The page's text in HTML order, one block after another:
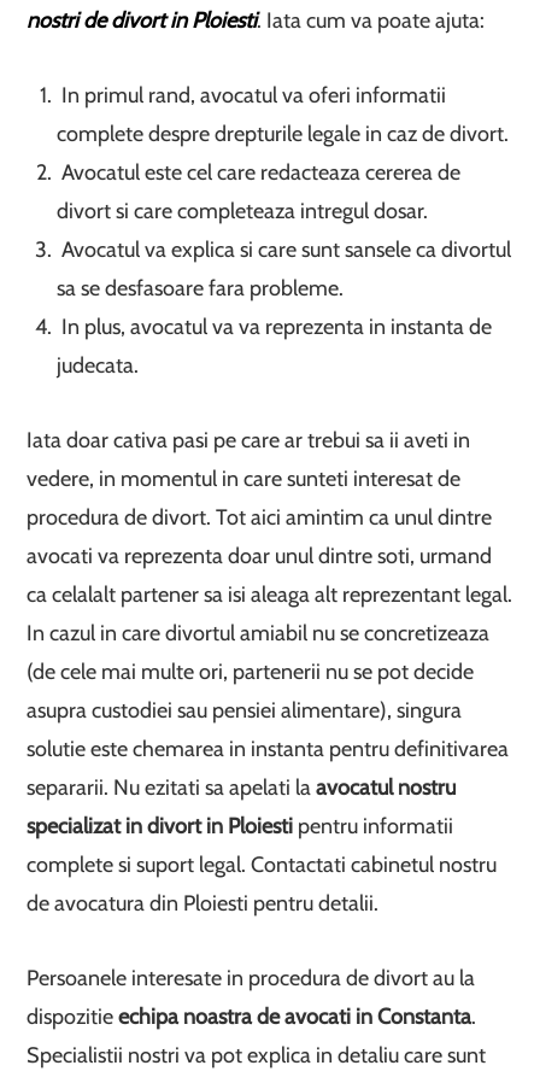
nostri de divort in Ploiesti. Iata cum va poate ajuta:
In primul rand, avocatul va oferi informatii
complete despre drepturile legale in caz de divort.
Avocatul este cel care redacteaza cererea de
divort si care completeaza intregul dosar.
Avocatul va explica si care sunt sansele ca divortul
sa se desfasoare fara probleme.
In plus, avocatul va va reprezenta in instanta de
judecata.
Iata doar cativa pasi pe care ar trebui sa ii aveti in
vedere, in momentul in care sunteti interesat de
procedura de divort. Tot aici amintim ca unul dintre
avocati va reprezenta doar unul dintre soti, urmand
ca celalalt partener sa isi aleaga alt reprezentant legal.
In cazul in care divortul amiabil nu se concretizeaza
(de cele mai multe ori, partenerii nu se pot decide
asupra custodiei sau pensiei alimentare), singura
solutie este chemarea in instanta pentru definitivarea
separarii. Nu ezitati sa apelati laavocatul nostru
specializat in divort in Ploiesti pentru informatii
complete si suport legal. Contactati cabinetul nostru
de avocatura din Ploiesti pentru detalii.
Persoanele interesate in procedura de divort au la
dispozitieechipa noastra de avocati in Constanta.
Specialistii nostri va pot explica in detaliu care sunt